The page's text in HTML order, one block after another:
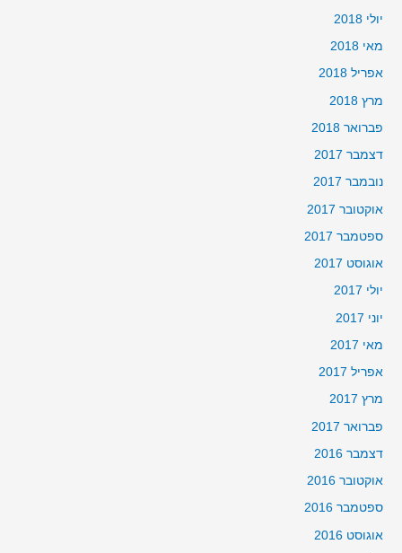
יולי 2018
מאי 2018
אפריל 2018
מרץ 2018
פברואר 2018
דצמבר 2017
נובמבר 2017
אוקטובר 2017
ספטמבר 2017
אוגוסט 2017
יולי 2017
יוני 2017
מאי 2017
אפריל 2017
מרץ 2017
פברואר 2017
דצמבר 2016
אוקטובר 2016
ספטמבר 2016
אוגוסט 2016